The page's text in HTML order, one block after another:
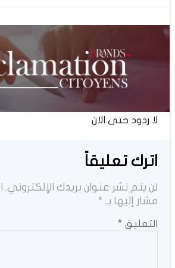
لا ردود حتى الان
اترك تعليقاً
لن يتم نشر عنوان بريدك الإلكتروني.
مشار إليها بـ *
التعليق *